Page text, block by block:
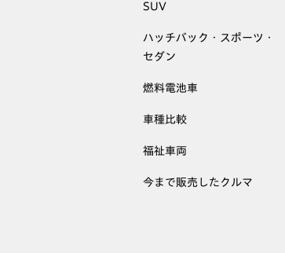
SUV
ハッチバック・スポーツ・
セダン
燃料電池車
車種比較
福祉車両
今まで販売したクルマ